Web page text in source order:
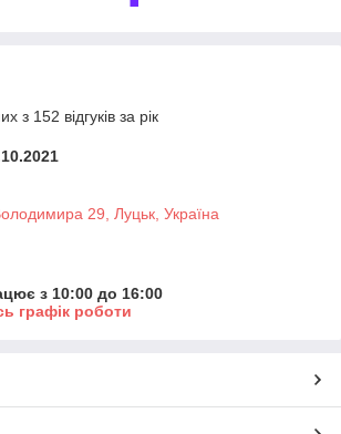
з 152 відгуків за рік
29, Луцьк, Україна
з 10:00 до 16:00
графік роботи